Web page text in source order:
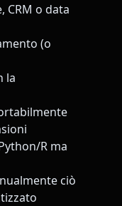
CRM o data
(o
la
R ma
ciò